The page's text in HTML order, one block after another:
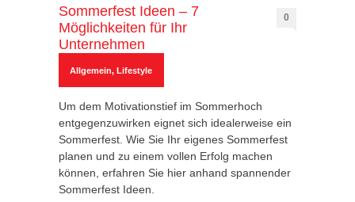
Sommerfest Ideen – 7
Möglichkeiten für Ihr
Unternehmen
0
Allgemein, Lifestyle
Um dem Motivationstief im Sommerhoch
entgegenzuwirken eignet sich idealerweise ein
Sommerfest. Wie Sie Ihr eigenes Sommerfest
planen und zu einem vollen Erfolg machen
können, erfahren Sie hier anhand spannender
Sommerfest Ideen.